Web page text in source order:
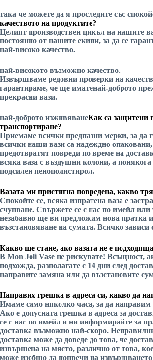
така че можете да я проследите със
качеството на продуктите?
Целият производствен цикъл на нашите
постоянно от нашите екипи, за да се
най-високо качество.
най-високото възможно качество.
Извършваме редовни проверки на
гарантираме, че ще иматенай-доброто
прекрасни вази.
най-доброто изживяванеКак са защитени
транспортиране?
Приемаме всички предпазни мерки, за да
всички наши вази са надеждно опаковани,
предотвратят повреди по време на
всяка ваза с въздушни колони, а понякога
подсилен пенополистирол.
Вазата ми пристигна повредена, какво
Спокойте се, всяка изпратена ваза е
счупване. Свържете се с нас по имейл или
незабавно ще ви предложим нова пратка
възстановяване на сумата. Всичко зависи
Какво ще стане, ако вазата не е
В Mon Joli Vase не рискувате! Всъщност,
подхожда, разполагате с 14 дни след
направите замяна или да възстановите
Направих грешка в адреса си, какво да
Имаме само няколко часа, за да направим
Ако е допусната грешка в адреса за
се с нас по имейл и ни информирайте за
доставка възможно най-скоро.
доставка може да доведе до това, че
извършена на място, различно от това,
може изобщо да попречи на извършването